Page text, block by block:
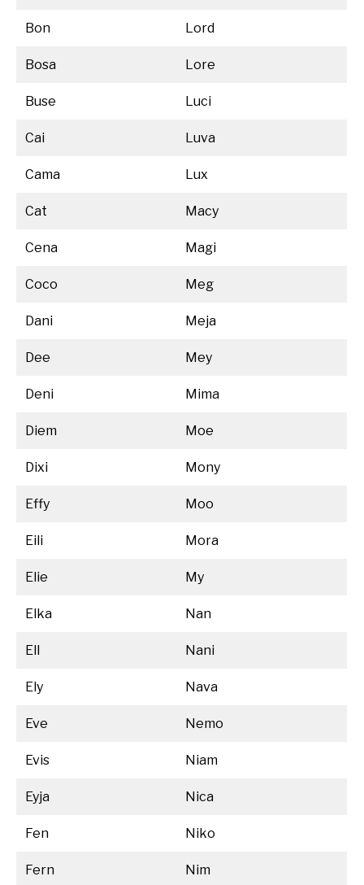
Bon Lord
Bosa Lore
Buse Luci
Cai Luva
Cama Lux
Cat Macy
Cena Magi
Coco Meg
Dani Meja
Dee Mey
Deni Mima
Diem Moe
Dixi Mony
Effy Moo
Eili Mora
Elie My
Elka Nan
Ell Nani
Ely Nava
Eve Nemo
Evis Niam
Eyja Nica
Fen Niko
Fern Nim